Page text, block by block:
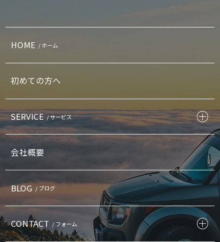
HOME / ホーム
初めての方へ
SERVICE / サービス
会社概要
BLOG / ブログ
CONTACT / フォーム